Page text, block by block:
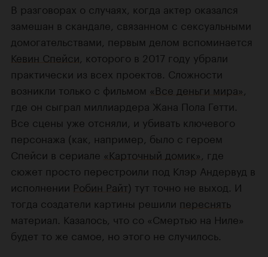
В разговорах о случаях, когда актер оказался
замешан в скандале, связанном с сексуальными
домогательствами, первым делом вспоминается
Кевин Спейси , которого в 2017 году убрали
практически из всех проектов. Сложности
возникли только с фильмом «Все деньги мира»
где он сыграл миллиардера Жана Пола Гетти.
Все сцены уже отсняли, и убивать ключевого
персонажа (как, например, было с героем
Спейси в сериале «Карточный домик» , где
сюжет просто перестроили под Клэр Андервуд в
исполнении Робин Райт) тут точно не выход. И
тогда создатели картины решили переснять
материал. Казалось, что со «Смертью на Ниле»
будет то же самое, но этого не случилось.